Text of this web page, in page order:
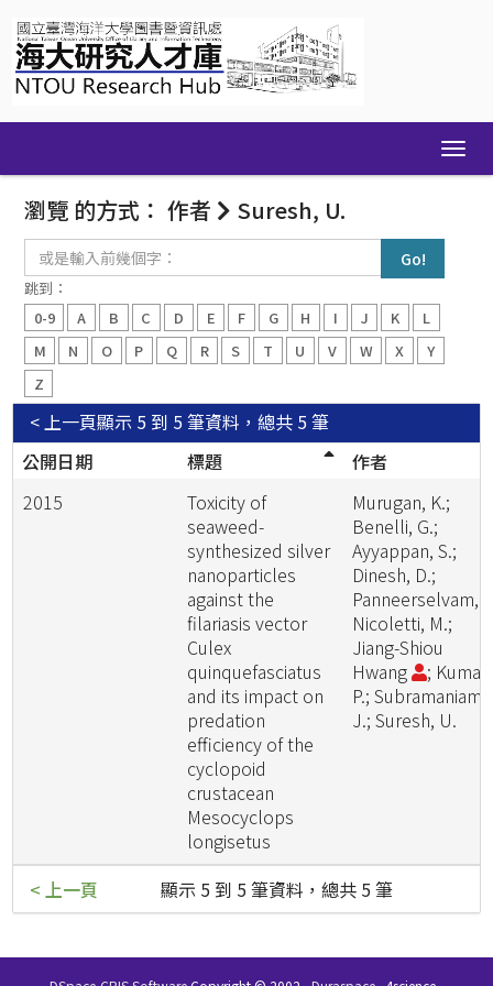
navigation
瀏覽 的方式： 作者 Suresh, U.
入
前
幾
個
跳到：
0-9
A B C D E F G H I J K
L
M
N O P Q R S T U V W X
Y
Z
顯示 5 到 5 筆資料，總共 5 筆
< 上一頁
公開日期
標題
作者
2015
Toxicity of
seaweed-
synthesized silver
nanoparticles
against the
filariasis vector
Culex
quinquefasciatus
and its impact on
predation
efficiency of the
cyclopoid
crustacean
Mesocyclops
longisetus
Murugan, K.;
Benelli, G.;
Ayyappan, S.;
Dinesh, D.;
Panneerselvam,
Nicoletti, M.;
Jiang-Shiou
Hwang
; Kumar,
P.; Subramaniam,
J.; Suresh, U.
顯示 5 到 5 筆資料，總共 5 筆
< 上一頁